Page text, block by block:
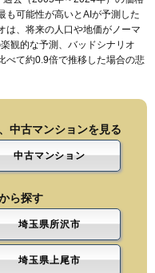
も可能性が高いとAIが予測した
は、将来の人口や地価がノーマ
観的な予測、バッドシナリオ
べて約0.9倍で推移した場合の悲
中古マンションを見る
中古マンション
ら探す
埼玉県所沢市
埼玉県上尾市